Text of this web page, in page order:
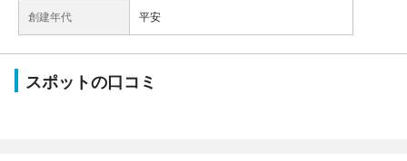
創建年代 平安
スポットの口コミ